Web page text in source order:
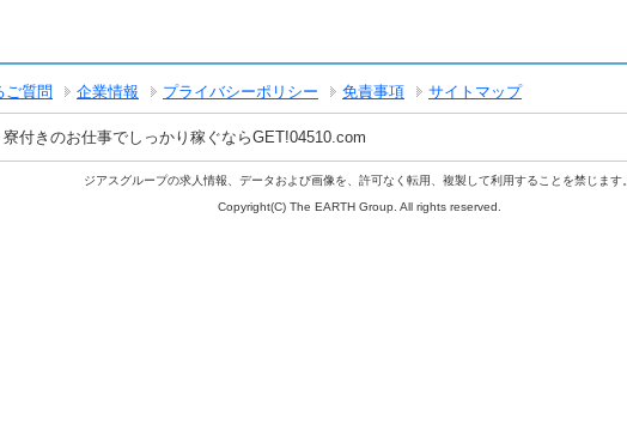
ご質問 企業情報 プライバシーポリシー 免責事項 サイトマップ
付きのお仕事でしっかり稼ぐならGET!04510.com
ジアスグループの求人情報、データおよび画像を、許可なく転用、複製して利用することを禁じます。
Copyright(C) The EARTH Group. All rights reserved.